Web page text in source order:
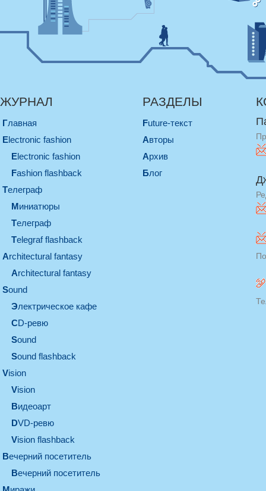
ЖУРНАЛ
Главная
electronic fashion
electronic fashion
Fashion flashback
телеграф
миниатюры
телеграф
Telegraf flashback
architectural fantasy
architectural fantasy
sound
электрическое кафе
CD-ревю
sound
Sound flashback
vision
vision
видеоарт
DVD-ревю
Vision flashback
вечерний посетитель
вечерний посетитель
РАЗДЕЛЫ
Future-текст
Авторы
Архив
Блог